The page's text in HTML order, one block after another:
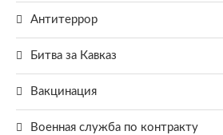
Антитеррор
Битва за Кавказ
Вакцинация
Военная служба по контракту